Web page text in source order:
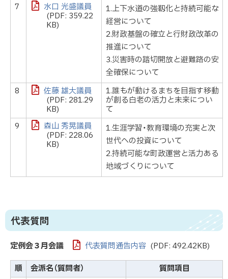
7
水口 光盛議員
(PDF: 359.22
KB)
1.上下水道の強靱化と持続可能な
経営について
2.財政基盤の確立と行財政改革の
推進について
3.災害時の踏切開放と避難路の安
全確保について
8
佐藤 雄大議員
(PDF: 281.29
KB)
1.誰もが動けるまちを目指す移動
が創る白老の活力と未来につい
て
9
森山 秀晃議員
(PDF: 228.06
KB)
1.生涯学習・教育環境の充実と次
世代への投資について
2.持続可能な町政運営と活力ある
地域づくりについて
代表質問
定例会３月会議 代表質問通告内容 (PDF: 492.42KB)
順
会派名（質問者）
質問項目